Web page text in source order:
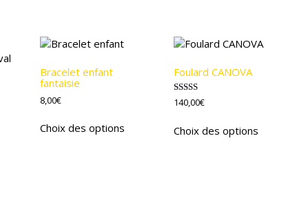
Bracelet enfant
fantaisie
8,00€
Choix des optionsproduit
Foulard CANOVA
Note
5.00
140,00€
Choix des optionsproduit